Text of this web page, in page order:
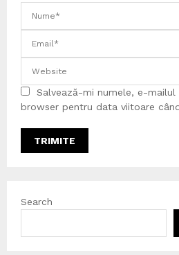
Salvează-mi numele, e-
browser pentru data viitoare
Search